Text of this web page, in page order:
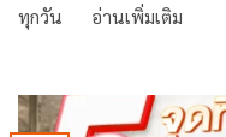
ทุกวัน อ่านเพิ่มเติม